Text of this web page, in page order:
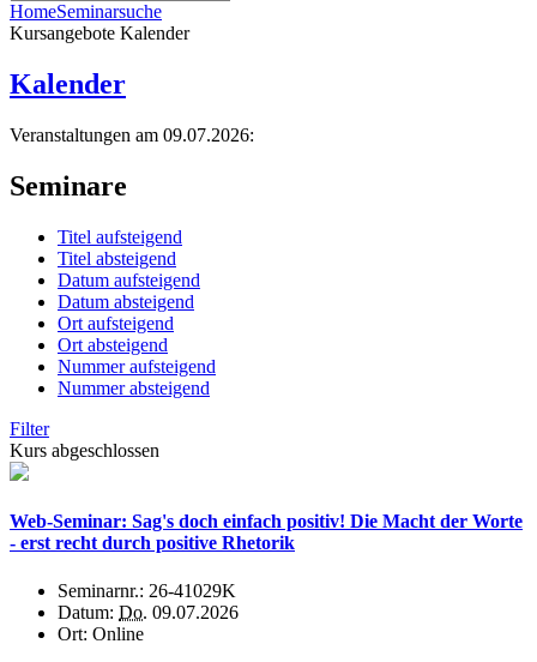
HomeSeminarsuche
Kursangebote Kalender
Kalender
Veranstaltungen am 09.07.2026:
Seminare
Titel aufsteigend
Titel absteigend
Datum aufsteigend
Datum absteigend
Ort aufsteigend
Ort absteigend
Nummer aufsteigend
Nummer absteigend
Filter
Kurs abgeschlossen
Web-Seminar: Sag's doch einfach positiv! Die Macht der Worte
- erst recht durch positive Rhetorik
Seminarnr.: 26-41029K
Datum: Do. 09.07.2026
Ort: Online